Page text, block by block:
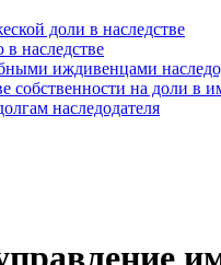
доли в наследстве
наследстве
иждивенцами
собственности на доли в
наследодателя